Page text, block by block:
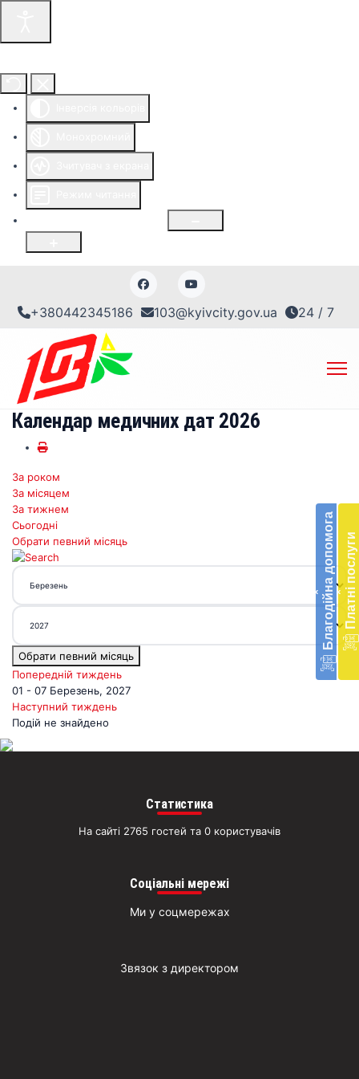
+380442345186 103@kyivcity.gov.ua 24 / 7
‹ Благодійна допомогав
‹ Платні послуги
Календар медичних дат 2026
За роком
За місяцем
За тижнем
Сьогодні
Обрати певний місяць
Обрати певний місяць
Попередній тиждень
01 - 07 Березень, 2027
Наступний тиждень
Подій не знайдено
Статистика
На сайті 2765 гостей та 0 користувачів
Соціальні мережі
Ми у соцмережах
Звязок з директором